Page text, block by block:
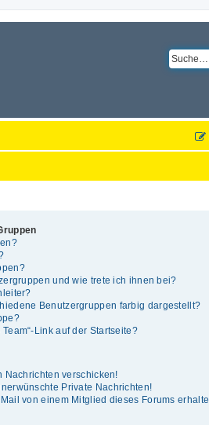
und wie trete ich ihnen bei?
Benutzergruppen farbig dargestellt?
Link auf der Startseite?
Nachrichten verschicken!
Private Nachrichten!
von einem Mitglied dieses Forums